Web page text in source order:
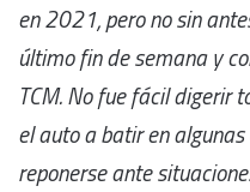
en 2021, pero no sin
último fin de semana y
TCM. No fue fácil digerir
el auto a batir en
reponerse ante